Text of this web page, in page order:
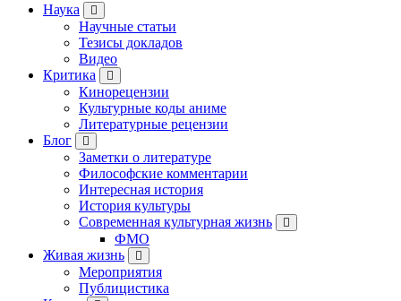
Наука
Научные статьи
Тезисы докладов
Видео
Критика
Кинорецензии
Культурные коды аниме
Литературные рецензии
Блог
Заметки о литературе
Философские комментарии
Интересная история
История культуры
Современная культурная жизнь
ФМО
Живая жизнь
Мероприятия
Публицистика